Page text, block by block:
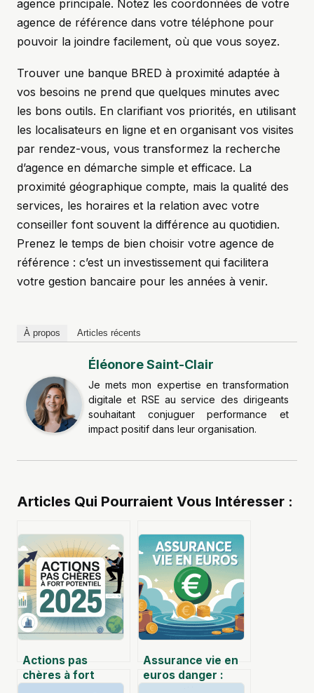
agence principale. Notez les coordonnées de votre
agence de référence dans votre téléphone pour
pouvoir la joindre facilement, où que vous soyez.
Trouver une banque BRED à proximité adaptée à
vos besoins ne prend que quelques minutes avec
les bons outils. En clarifiant vos priorités, en utilisant
les localisateurs en ligne et en organisant vos visites
par rendez-vous, vous transformez la recherche
d’agence en démarche simple et efficace. La
proximité géographique compte, mais la qualité des
services, les horaires et la relation avec votre
conseiller font souvent la différence au quotidien.
Prenez le temps de bien choisir votre agence de
référence : c’est un investissement qui facilitera
votre gestion bancaire pour les années à venir.
À propos Articles récents
Éléonore Saint-Clair
Je mets mon expertise en transformation
digitale et RSE au service des dirigeants
souhaitant conjuguer performance et
impact positif dans leur organisation.
Articles Qui Pourraient Vous Intéresser :
Actions pas
chères à fort
Assurance vie en
euros danger :